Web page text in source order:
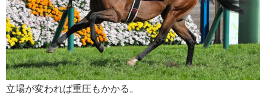
立場が変われば重圧もかかる。